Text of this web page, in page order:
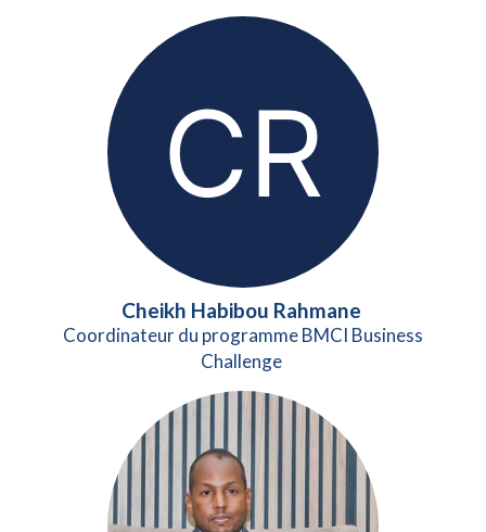
Cheikh Habibou Rahmane
Coordinateur du programme BMCI Business
Challenge